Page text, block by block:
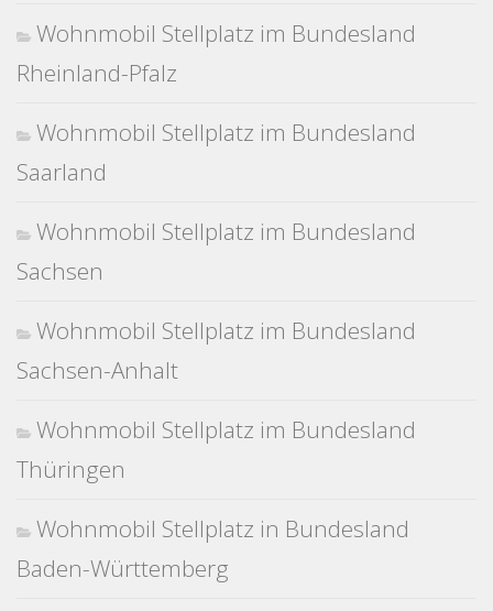
Wohnmobil Stellplatz im Bundesland
Rheinland-Pfalz
Wohnmobil Stellplatz im Bundesland
Saarland
Wohnmobil Stellplatz im Bundesland
Sachsen
Wohnmobil Stellplatz im Bundesland
Sachsen-Anhalt
Wohnmobil Stellplatz im Bundesland
Thüringen
Wohnmobil Stellplatz in Bundesland
Baden-Württemberg